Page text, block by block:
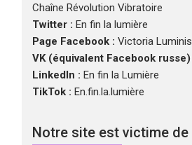
Chaîne Révolution Vibratoire
Twitter : En fin la lumière
Page Facebook : Victoria Luminis
VK (équivalent Facebook russe)
LinkedIn : En fin la Lumière
TikTok : En.fin.la.lumière
Notre site est victime de